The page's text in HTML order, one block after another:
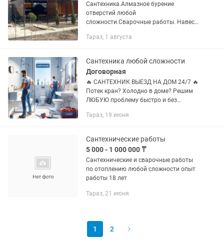
Сантехника.Алмазное бурение
отверстий любой
сложности.Сварочные работы. Навесы
Гарантия на выполненные работы.
Опрессовка.
Тараз, 1 августа
Сантехника любой сложности
Договорная
🔥 САНТЕХНИК ВЫЕЗД НА ДОМ 24/7 🔥
Потек кран? Холодно в доме? Решим
ЛЮБУЮ проблему быстро и без
работы любой сложности: 💧
труб,...
Тараз, 19 июня
Сантехнические работы
5 000 - 1 000 000 ₸
Сантехнические и сварочные работы
по отоплению любой сложности опыт
работы 18 лет
Тараз, 21 июня
1 2